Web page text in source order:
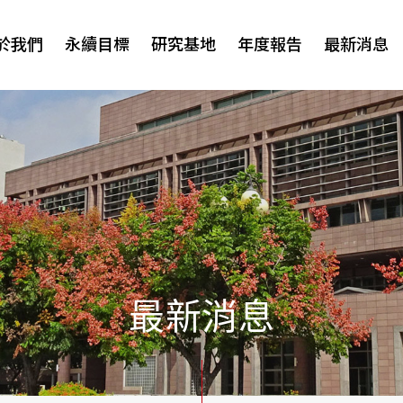
我們 永續目標 研究基地 年度報告 最新消息
最新消息